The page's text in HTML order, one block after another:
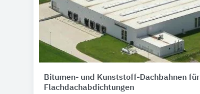
Bitumen- und Kunststoff-Dachbahnen für
Flachdachabdichtungen